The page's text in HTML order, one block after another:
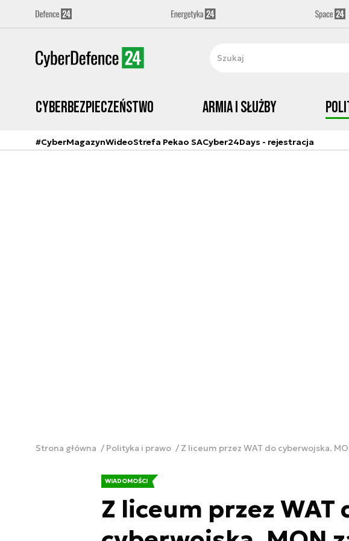
Cyberbezpieczeństwo Armia i Służby
#CyberMagazynWideoStrefa Pekao SACyber24Days - rejestracja
Strona główna Polityka i prawo Z liceum przez WAT do cyberwojska.
WIADOMOŚCI
Z liceum przez WAT